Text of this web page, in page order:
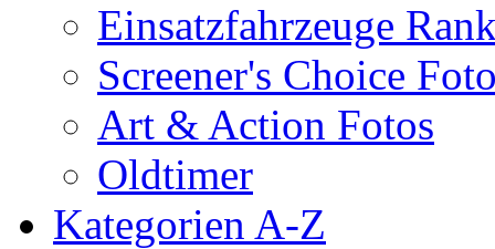
Einsatzfahrzeuge
Screener's Choice
Art & Action Fotos
Oldtimer
Kategorien A-Z